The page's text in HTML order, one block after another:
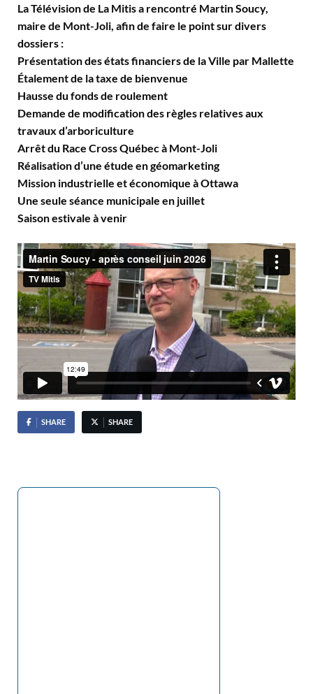
La Télévision de La Mitis a rencontré Martin Soucy,
maire de Mont-Joli, afin de faire le point sur divers
dossiers :
Présentation des états financiers de la Ville par Mallette
Étalement de la taxe de bienvenue
Hausse du fonds de roulement
Demande de modification des règles relatives aux
travaux d’arboriculture
Arrêt du Race Cross Québec à Mont-Joli
Réalisation d’une étude en géomarketing
Mission industrielle et économique à Ottawa
Une seule séance municipale en juillet
Saison estivale à venir
SHARE SHARE